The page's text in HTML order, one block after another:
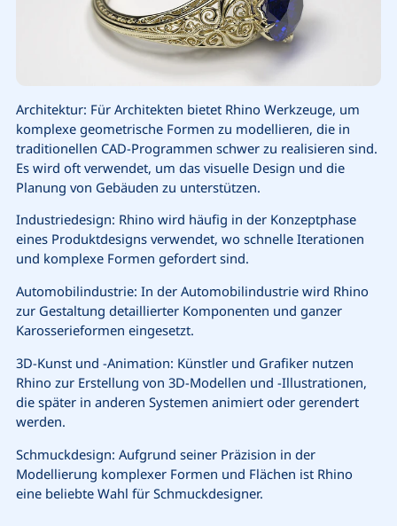
Architektur: Für Architekten bietet Rhino Werkzeuge, um
komplexe geometrische Formen zu modellieren, die in
traditionellen CAD-Programmen schwer zu realisieren sind.
Es wird oft verwendet, um das visuelle Design und die
Planung von Gebäuden zu unterstützen.
Industriedesign: Rhino wird häufig in der Konzeptphase
eines Produktdesigns verwendet, wo schnelle Iterationen
und komplexe Formen gefordert sind.
Automobilindustrie: In der Automobilindustrie wird Rhino
zur Gestaltung detaillierter Komponenten und ganzer
Karosserieformen eingesetzt.
3D-Kunst und -Animation: Künstler und Grafiker nutzen
Rhino zur Erstellung von 3D-Modellen und -Illustrationen,
die später in anderen Systemen animiert oder gerendert
werden.
Schmuckdesign: Aufgrund seiner Präzision in der
Modellierung komplexer Formen und Flächen ist Rhino
eine beliebte Wahl für Schmuckdesigner.